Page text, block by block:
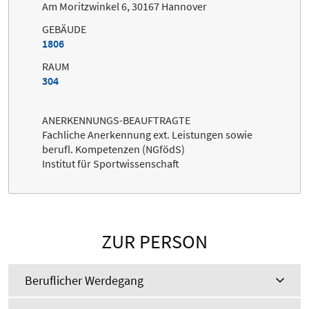
Am Moritzwinkel 6, 30167 Hannover
GEBÄUDE
1806
RAUM
304
ANERKENNUNGS-BEAUFTRAGTE
Fachliche Anerkennung ext. Leistungen sowie
berufl. Kompetenzen (NGfödS)
Institut für Sportwissenschaft
ZUR PERSON
Beruflicher Werdegang